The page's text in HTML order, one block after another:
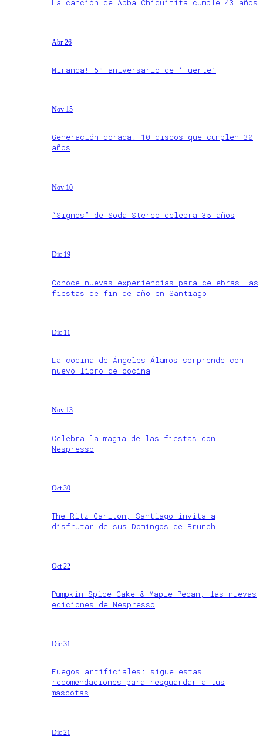
La canción de Abba Chiquitita cumple 43 años
Abr 26
Miranda! 5º aniversario de ‘Fuerte’
Nov 15
Generación dorada: 10 discos que cumplen 30
años
Nov 10
“Signos” de Soda Stereo celebra 35 años
Dic 19
Conoce nuevas experiencias para celebras las
fiestas de fin de año en Santiago
Dic 11
La cocina de Ángeles Álamos sorprende con
nuevo libro de cocina
Nov 13
Celebra la magia de las fiestas con
Nespresso
Oct 30
The Ritz-Carlton, Santiago invita a
disfrutar de sus Domingos de Brunch
Oct 22
Pumpkin Spice Cake & Maple Pecan, las nuevas
ediciones de Nespresso
Dic 31
Fuegos artificiales: sigue estas
recomendaciones para resguardar a tus
mascotas
Dic 21